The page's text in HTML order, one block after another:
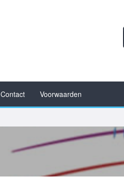
Contact Voorwaarden